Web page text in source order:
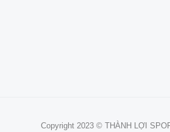
Copyright 2023 © THÀNH LỢI